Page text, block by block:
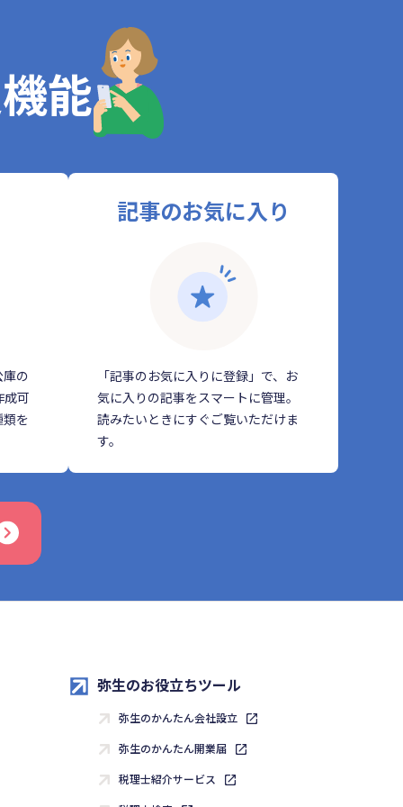
能
の
成可
を
記事のお気に入り
「記事のお気に入りに登録」で、お
気に入りの記事をスマートに管理。
読みたいときにすぐご覧いただけま
す。
弥生のお役立ちツール
弥生のかんたん会社設立
弥生のかんたん開業届
税理士紹介サービス